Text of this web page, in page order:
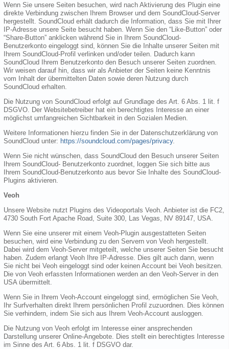
Wenn Sie unsere Seiten besuchen, wird nach Aktivierung des Plugin eine
direkte Verbindung zwischen Ihrem Browser und dem SoundCloud-Server
hergestellt. SoundCloud erhält dadurch die Information, dass Sie mit Ihrer
IP-Adresse unsere Seite besucht haben. Wenn Sie den “Like-Button” oder
“Share-Button” anklicken während Sie in Ihrem SoundCloud-
Benutzerkonto eingeloggt sind, können Sie die Inhalte unserer Seiten mit
Ihrem SoundCloud-Profil verlinken und/oder teilen. Dadurch kann
SoundCloud Ihrem Benutzerkonto den Besuch unserer Seiten zuordnen.
Wir weisen darauf hin, dass wir als Anbieter der Seiten keine Kenntnis
vom Inhalt der übermittelten Daten sowie deren Nutzung durch
SoundCloud erhalten.
Die Nutzung von SoundCloud erfolgt auf Grundlage des Art. 6 Abs. 1 lit. f
DSGVO. Der Websitebetreiber hat ein berechtigtes Interesse an einer
möglichst umfangreichen Sichtbarkeit in den Sozialen Medien.
Weitere Informationen hierzu finden Sie in der Datenschutzerklärung von
SoundCloud unter: https://soundcloud.com/pages/privacy.
Wenn Sie nicht wünschen, dass SoundCloud den Besuch unserer Seiten
Ihrem SoundCloud- Benutzerkonto zuordnet, loggen Sie sich bitte aus
Ihrem SoundCloud-Benutzerkonto aus bevor Sie Inhalte des SoundCloud-
Plugins aktivieren.
Veoh
Unsere Website nutzt Plugins des Videoportals Veoh. Anbieter ist die FC2,
4730 South Fort Apache Road, Suite 300, Las Vegas, NV 89147, USA.
Wenn Sie eine unserer mit einem Veoh-Plugin ausgestatteten Seiten
besuchen, wird eine Verbindung zu den Servern von Veoh hergestellt.
Dabei wird dem Veoh-Server mitgeteilt, welche unserer Seiten Sie besucht
haben. Zudem erlangt Veoh Ihre IP-Adresse. Dies gilt auch dann, wenn
Sie nicht bei Veoh eingeloggt sind oder keinen Account bei Veoh besitzen.
Die von Veoh erfassten Informationen werden an den Veoh-Server in den
USA übermittelt.
Wenn Sie in Ihrem Veoh-Account eingeloggt sind, ermöglichen Sie Veoh,
Ihr Surfverhalten direkt Ihrem persönlichen Profil zuzuordnen. Dies können
Sie verhindern, indem Sie sich aus Ihrem Veoh-Account ausloggen.
Die Nutzung von Veoh erfolgt im Interesse einer ansprechenden
Darstellung unserer Online-Angebote. Dies stellt ein berechtigtes Interesse
im Sinne des Art. 6 Abs. 1 lit. f DSGVO dar.